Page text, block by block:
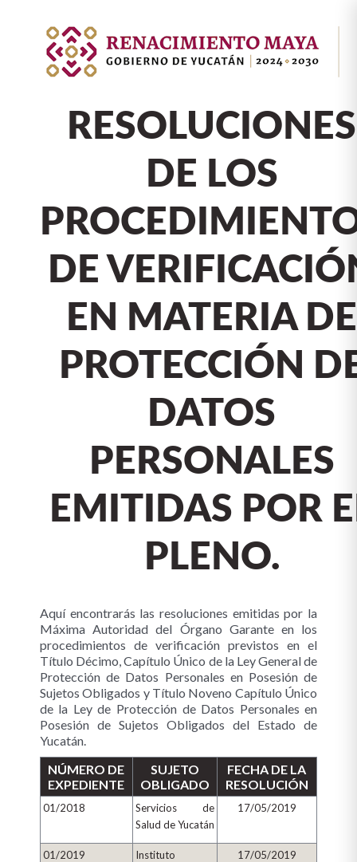
RESOLUCIONES
DE LOS
DE
EN MATERIA DE
PROTECCIÓN
DATOS
PERSONALES
EMITIDAS POR
PLENO.
Aquí encontrarás las resoluciones emitidas por la
Máxima Autoridad del Órgano Garante en los
procedimientos de verificación previstos en el
Título Décimo, Capítulo Único de la Ley General de
Protección de Datos Personales en Posesión de
Sujetos Obligados y Título Noveno Capítulo Único
de la Ley de Protección de Datos Personales en
Posesión de Sujetos Obligados del Estado de
Yucatán.
NÚMERO DE
EXPEDIENTE
SUJETO
OBLIGADO
FECHA DE LA
RESOLUCIÓN
01/2018
Servicios de
Salud de Yucatán
17/05/2019
01/2019
Instituto
17/05/2019